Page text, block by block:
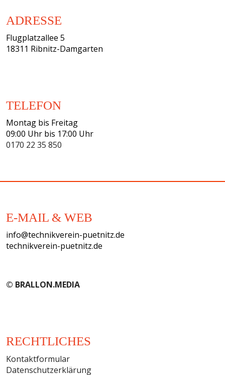
ADRESSE
Flugplatzallee 5
18311 Ribnitz-Damgarten
TELEFON
Montag bis Freitag
09:00 Uhr bis 17:00 Uhr
0170 22 35 850
E-MAIL & WEB
info@technikverein-puetnitz.de
technikverein-puetnitz.de
© BRALLON.MEDIA
RECHTLICHES
Kontaktformular
Datenschutzerklärung